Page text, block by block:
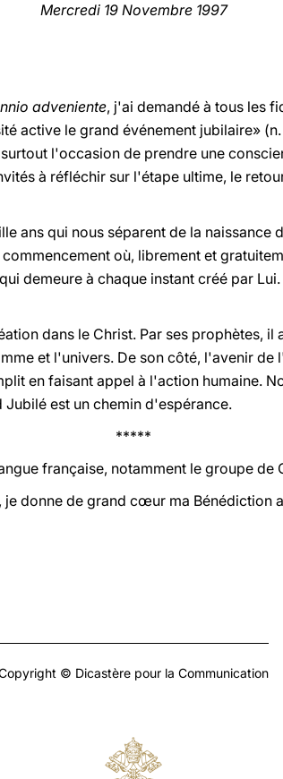
Mercredi 19 Novembre 1997
adveniente, j'ai demandé à tous les
active le grand événement jubilaire»
l'occasion de prendre une
à réfléchir sur l'étape ultime, le
ans qui nous séparent de la naissance
où, librement et
demeure à chaque instant créé par
dans le Christ. Par ses prophètes,
et l'univers. De son côté, l'avenir de
en faisant appel à l'action humaine.
est un chemin d'espérance.
*****
française, notamment le groupe de
je donne de grand cœur ma Bénédiction
© Dicastère pour la Communication